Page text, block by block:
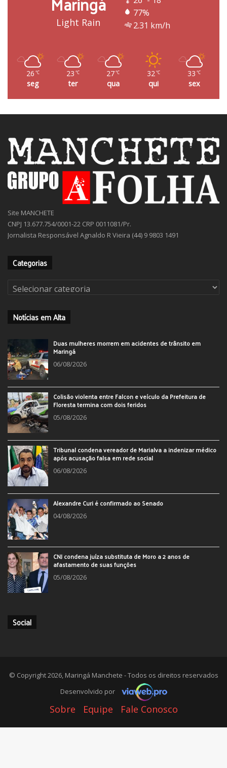
Light Rain
77%
2.31 km/h
26 ℃
seg
23 ℃
ter
27℃
qua
32 ℃
qui
33 ℃
sex
Site MANCHETE
CNPJ 13.677.754/0001-22 CRP 0011081/Pr.
Jornalista Responsável Agnaldo R Vieira (44) 9 9803 1491
Categorias
Categorias
Notícias em Alta
Duas mulheres morrem em acidentes de trânsito em
Maringá
06/08/2026
Colisão violenta entre Falcon e veículo da Prefeitura de
Floresta termina com dois feridos
05/08/2026
Tribunal condena vereador de Marialva a indenizar médico
após acusação falsa em rede social
06/08/2026
Alexandre Curi é confirmado ao Senado
04/08/2026
CNJ condena juíza substituta de Moro a 2 anos de
afastamento de suas funções
05/08/2026
Social
© Copyright 2026, Maringá Manchete - Todos os direitos reservados
Desenvolvido por
Sobre Equipe Fale Conosco